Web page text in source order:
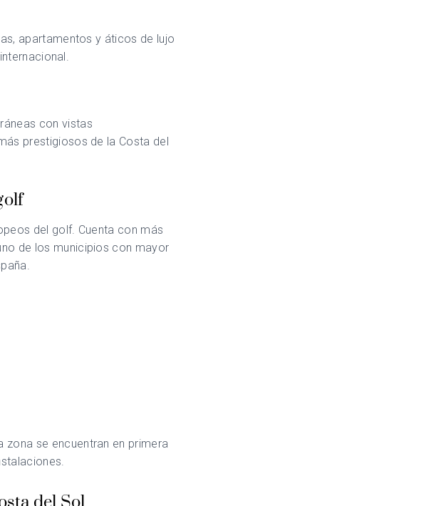
apartamentos y áticos de lujo
con vistas
prestigiosos de la Costa del
del golf. Cuenta con más
de los municipios con mayor
se encuentran en primera